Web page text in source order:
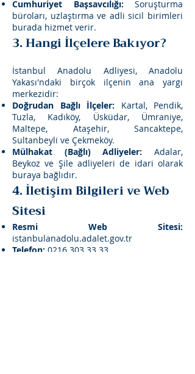
Cumhuriyet Başsavcılığı: Soruşturma
büroları, uzlaştırma ve adli sicil birimleri
burada hizmet verir.
3. Hangi İlçelere Bakıyor?
İstanbul Anadolu Adliyesi, Anadolu
Yakası'ndaki birçok ilçenin ana yargı
merkezidir:
Doğrudan Bağlı İlçeler: Kartal, Pendik,
Tuzla, Kadıköy, Üsküdar, Ümraniye,
Maltepe, Ataşehir, Sancaktepe,
Sultanbeyli ve Çekmeköy.
Mülhakat (Bağlı) Adliyeler:
Adalar,
Beykoz ve Şile adliyeleri de idari olarak
buraya bağlıdır.
4. İletişim Bilgileri ve Web
Sitesi
Resmi Web Sitesi:
istanbulanadolu.adalet.gov.tr
Telefon: 0216 303 33 33